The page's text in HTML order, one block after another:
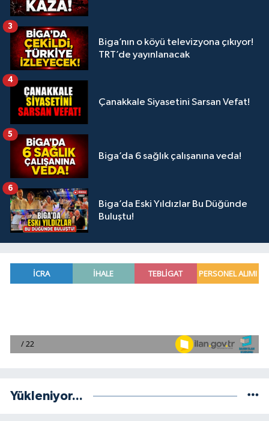
Biga’nın o köyü televizyona çıkıyor!
TRT’de yayınlanacak
3
Çanakkale Siyasetini Sarsan Vefat!
4
Biga’da 6 sağlık çalışanına veda!
5
Biga’da Eski Yıldızlar Bu Düğünde
Buluştu!
6
Yükleniyor...